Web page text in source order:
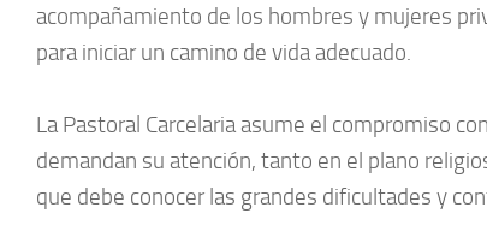
acompañamiento de los hombres y mujeres
para iniciar un camino de vida adecuado.
La Pastoral Carcelaria asume el compromiso
demandan su atención, tanto en el plano
que debe conocer las grandes dificultades y